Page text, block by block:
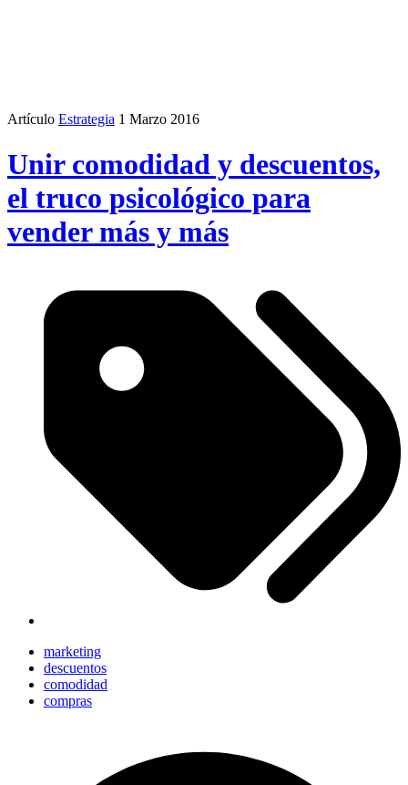
Artículo Estrategia 1 Marzo 2016
Unir comodidad y descuentos,
el truco psicológico para
vender más y más
marketing
descuentos
comodidad
compras